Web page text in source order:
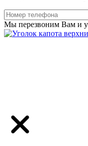
Мы перезвоним Вам и